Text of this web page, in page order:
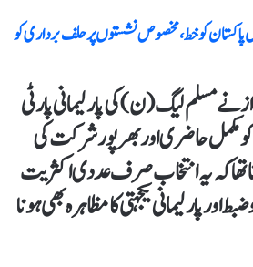
پاکستان کو خط، مخصوص نشستوں پر حلف برداری کو
نے مسلم لیگ (ن) کی پارلیمانی پارٹی
مکمل حاضری اور بھرپور شرکت کی
تھا کہ یہ انتخاب صرف عددی اکثریت
اور پارلیمانی یکجہتی کا مظاہرہ بھی ہونا